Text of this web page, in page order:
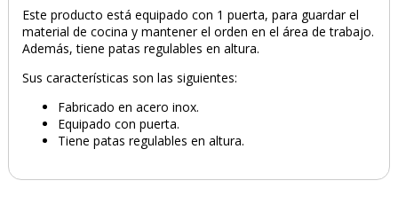
Este producto está equipado con 1 puerta, para guardar el
material de cocina y mantener el orden en el área de trabajo.
Además, tiene patas regulables en altura.
Sus características son las siguientes:
Fabricado en acero inox.
Equipado con puerta.
Tiene patas regulables en altura.